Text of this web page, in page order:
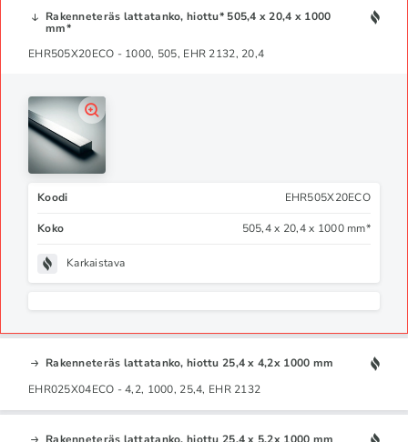
Rakenneteräs lattatanko, hiottu* 505,4 x 20,4 x 1000
mm*
EHR505X20ECO - 1000, 505, EHR 2132, 20,4
Koodi EHR505X20ECO
Koko 505,4 x 20,4 x 1000 mm*
Karkaistava
Rakenneteräs lattatanko, hiottu 25,4 x 4,2x 1000 mm
EHR025X04ECO - 4,2, 1000, 25,4, EHR 2132
Rakenneteräs lattatanko, hiottu 25,4 x 5,2x 1000 mm